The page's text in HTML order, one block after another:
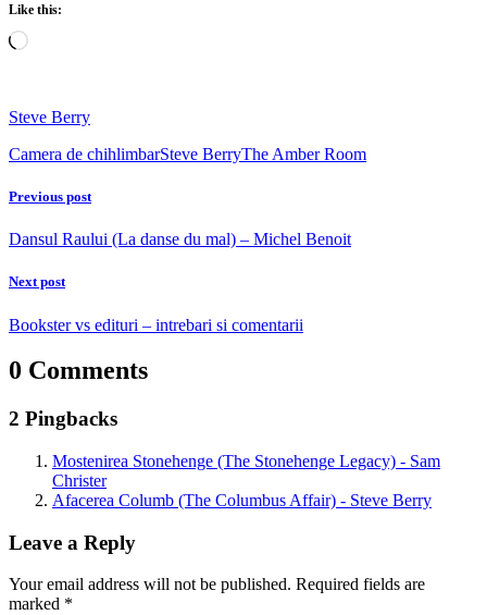
Like this:
Loading…
Steve Berry
Camera de chihlimbarSteve BerryThe Amber Room
Previous post
Dansul Raului (La danse du mal) – Michel Benoit
Next post
Bookster vs edituri – intrebari si comentarii
0 Comments
2 Pingbacks
Mostenirea Stonehenge (The Stonehenge Legacy) - Sam
Christer
Afacerea Columb (The Columbus Affair) - Steve Berry
Leave a Reply
Your email address will not be published. Required fields are
marked *